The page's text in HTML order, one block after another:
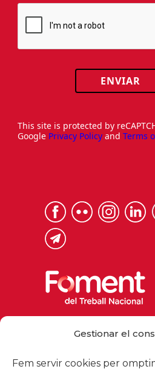
Gestionar el
Fem servir cookies per
ENVIAR
This site is protected by
Google Privacy Policy and Terms
foment@foment.com